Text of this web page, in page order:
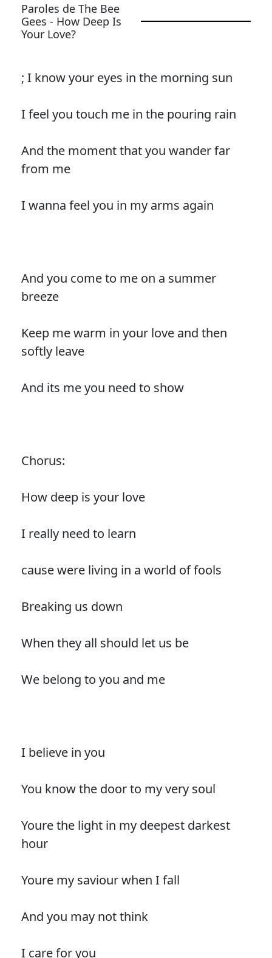
Paroles de The Bee
Gees - How Deep Is
Your Love?
; I know your eyes in the morning sun
I feel you touch me in the pouring rain
And the moment that you wander far
from me
I wanna feel you in my arms again
And you come to me on a summer
breeze
Keep me warm in your love and then
softly leave
And its me you need to show
Chorus:
How deep is your love
I really need to learn
cause were living in a world of fools
Breaking us down
When they all should let us be
We belong to you and me
I believe in you
You know the door to my very soul
Youre the light in my deepest darkest
hour
Youre my saviour when I fall
And you may not think
I care for you